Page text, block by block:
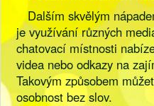
Dalším skvělým
je využívání různých
chatovací místnosti
videa nebo odkazy na
Takovým způsobem
osobnost bez slov.